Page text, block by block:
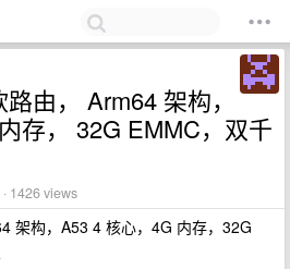
由， Arm64 架构，
存， 32G EMMC，双千
1426 views
架构，A53 4 核心，4G 内存，32G